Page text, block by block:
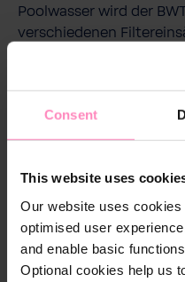
Consent
This website uses
Our website uses
optimised user
and enable basic
Optional cookies help us
Poolwasser wird der
verschiedenen
einer zusätzlichen
kann der Poolsauger
Download
Safety Data Sheet